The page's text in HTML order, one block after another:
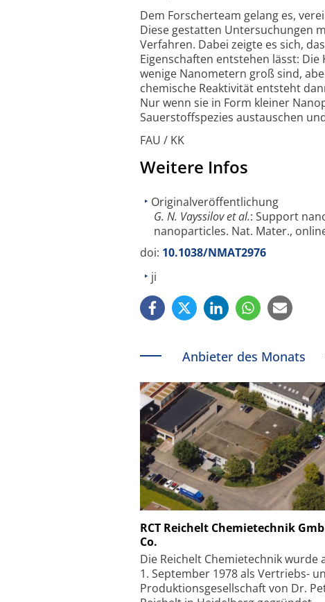
Dem Forscherteam gelang es,
Diese gestatten Untersuchungen
Verfahren. Dabei zeigte es sich,
Eigenschaften entstehen lässt:
wenige Nanometern groß sind,
chemische Reaktivität entsteht
Nur wenn sie in Form kleiner
Sauerstoffspezies austauschen
FAU / KK
Weitere Infos
Originalveröffentlichung
G. N. Vayssilov et al.: Support
nanoparticles. Nat. Mater.,
doi: 10.1038/NMAT2976
ji
Anbieter des Monats
RCT Reichelt Chemietechnik
Co.
Die Reichelt Chemietechnik wurde
1. September 1978 als Vertriebs-
Produktionsgesellschaft von Dr.
Schäfter + Kirchhoff